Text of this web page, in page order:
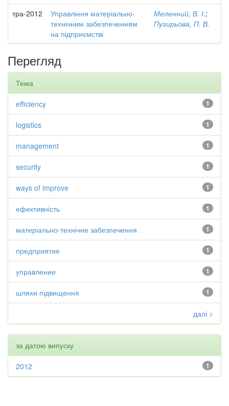
тра-2012
Управління матеріально-
технічним забезпеченням
на підприємстві
Меленний, В. І.;
Пузирьова, П. В.
Перегляд
Тема
1
efficiency
1
logistics
1
management
1
security
1
ways of improve
1
ефективність
1
матеріально-технічне забезпечення
1
предприятие
1
управление
1
шляхи підвищення
далі >
за датою випуску
1
2012